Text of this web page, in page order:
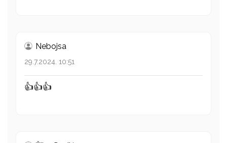
Nebojsa
29.7.2024. 10:51
👍👍👍